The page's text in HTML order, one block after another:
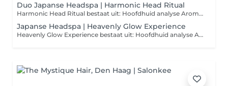
Duo Japanse Headspa | Harmonic Head Ritual
Harmonic Head Ritual bestaat uit: Hoofdhuid analyse Aroma ritueel Diepe reiniging van de hoofdhuid Hoofd, schouder en decolleté massage Aangepast voedend masker & serum Stoombehandeling Hand- en arm massage Inclusief verwarmend oogmasker LET OP: Verder wil ik u laten weten dat we na de behandeling uw haar niet föhnen. Mocht u echter willen dat uw haar toch geföhnd wordt, dan heb ik een föhn beschikbaar op locatie.
Japanse Headspa | Heavenly Glow Experience
Heavenly Glow Experience bestaat uit: Hoofdhuid analyse Aroma ritueel Diepe reiniging van de hoofdhuid Gezichtsbehandeling Hoofd, schouder, decolleté en gezicht massage Aangepast voedend masker en serum Stoombehandeling Hand- en arm massage Inclusief verwarmd oogmasker LET OP: Verder wil ik u laten weten dat we na de behandeling uw haar niet föhnen. Mocht u echter willen dat uw haar toch geföhnd wordt, dan heb ik een föhn beschikbaar op locatie.